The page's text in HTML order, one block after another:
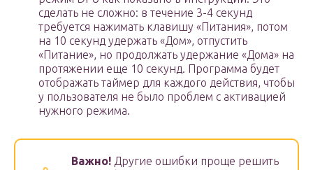
сделать не сложно: в течение 3-4 секунд
требуется нажимать клавишу «Питания», потом
на 10 секунд удержать «Дом», отпустить
«Питание», но продолжать удержание «Дома» на
протяжении еще 10 секунд. Программа будет
отображать таймер для каждого действия, чтобы
у пользователя не было проблем с активацией
нужного режима.
Важно! Другие ошибки проще решить